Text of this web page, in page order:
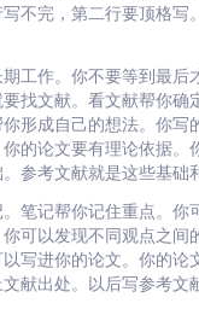
不完，第二行要顶格写
工作。你不要等到最后
找文献。看文献帮你确
形成自己的想法。你写
的论文要有理论依据。
参考文献就是这些基础
笔记帮你记住重点。你
可以发现不同观点之间
写进你的论文。你的论
献出处。以后写参考文